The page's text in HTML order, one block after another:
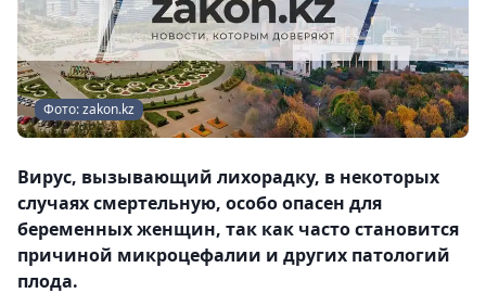
Фото: zakon.kz
Вирус, вызывающий лихорадку, в некоторых
случаях смертельную, особо опасен для
беременных женщин, так как часто становится
причиной микроцефалии и других патологий
плода.